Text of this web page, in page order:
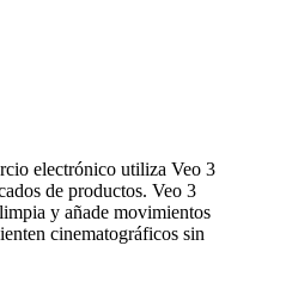
electrónico utiliza Veo 3
de productos. Veo 3
y añade movimientos
cinematográficos sin